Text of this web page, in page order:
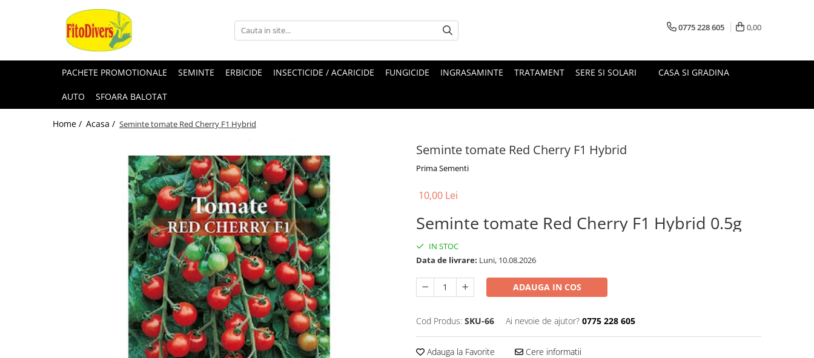
0775 228 605 0,00
PACHETE PROMOTIONALE SEMINTE ERBICIDE INSECTICIDE / ACARICIDE FUNGICIDE INGRASAMINTE TRATAMENT SERE SI SOLARI CASA SI GRADINA
AUTO SFOARA BALOTAT
Home / Acasa / Seminte tomate Red Cherry F1 Hybrid
Seminte tomate Red Cherry F1 Hybrid
Prima Sementi
10,00 Lei
Seminte tomate Red Cherry F1 Hybrid 0.5g
IN STOC
Data de livrare: Luni, 10.08.2026
ADAUGA IN COS
Cod Produs: SKU-66 Ai nevoie de ajutor? 0775 228 605
Adauga la Favorite Cere informatii